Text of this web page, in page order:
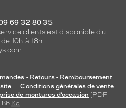
69 32 80 35
clients est disponible du
10h à 18h.
- Retours - Remboursement
Conditions générales de vente
de montures d’occasion [PDF —
86 Ko]